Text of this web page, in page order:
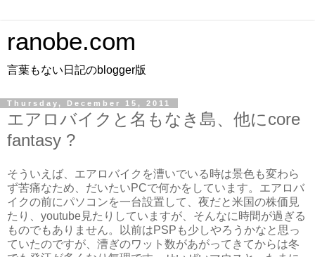
ranobe.com
言葉もない日記のblogger版
Thursday, December 15, 2011
エアロバイクと名もなき島、他にcore
fantasy ?
そういえば、エアロバイクを漕いでいる時は景色も変わら
ず苦痛なため、だいたいPCで何かをしています。エアロバ
イクの前にパソコンを一台設置して、夜だと米国の株価見
たり、youtube見たりしていますが、そんなに時間が過ぎる
ものでもありません。以前はPSPも少しやろうかなと思っ
ていたのですが、漕ぎのワット数があがってきてからは冬